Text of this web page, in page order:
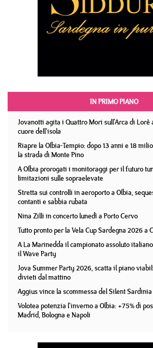
IN PRIMO PIANO
Jovanotti agita i Quattro Mori sull'Arca di Lorè
cuore dell'isola
Riapre la Olbia-Tempio: dopo 13 anni e 18
la strada di Monte Pino
A Olbia prorogati i monitoraggi per il futuro
limitazioni sulle sopraelevate
Stretta sui controlli in aeroporto a Olbia,
contanti e sabbia rubata
Nina Zilli in concerto lunedì a Porto Cervo
Tutto pronto per la Vela Cup Sardegna 2026 a
A La Marinedda il campionato assoluto
il Wave Party
Jova Summer Party 2026, scatta il piano
divieti dal mattino
Aggius vince la scommessa del Silent
Volotea potenzia l'inverno a Olbia: +75% di
Madrid, Bologna e Napoli